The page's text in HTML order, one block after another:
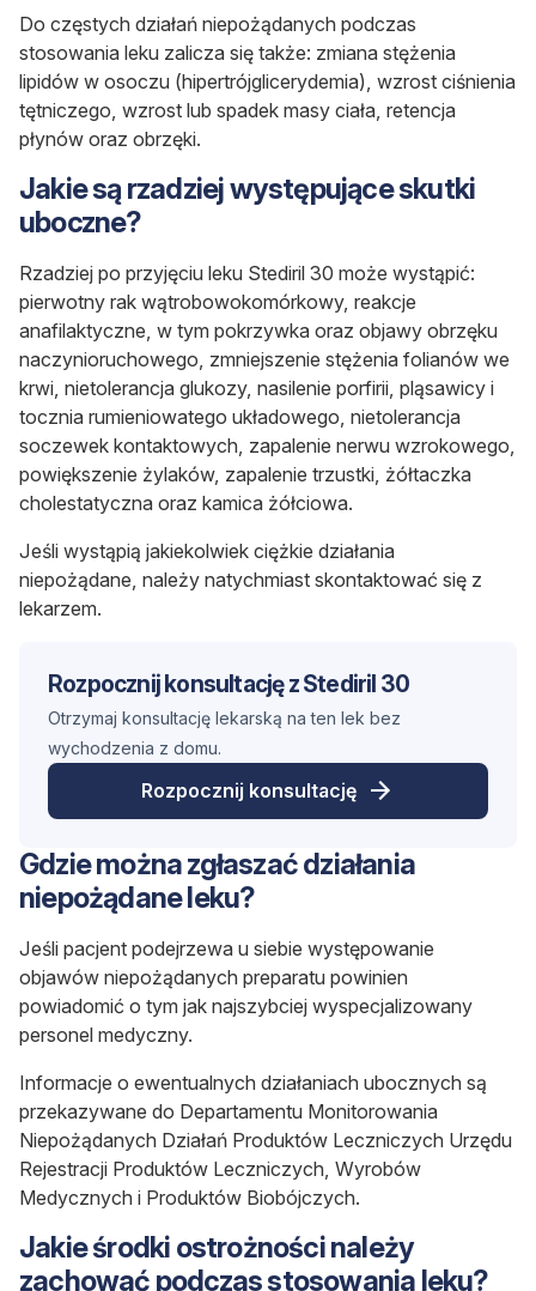
Do częstych działań niepożądanych podczas
stosowania leku zalicza się także: zmiana stężenia
lipidów w osoczu (hipertrójglicerydemia), wzrost ciśnienia
tętniczego, wzrost lub spadek masy ciała, retencja
płynów oraz obrzęki.
Jakie są rzadziej występujące skutki
uboczne?
Rzadziej po przyjęciu leku Stediril 30 może wystąpić:
pierwotny rak wątrobowokomórkowy, reakcje
anafilaktyczne, w tym pokrzywka oraz objawy obrzęku
naczynioruchowego, zmniejszenie stężenia folianów we
krwi, nietolerancja glukozy, nasilenie porfirii, pląsawicy i
tocznia rumieniowatego układowego, nietolerancja
soczewek kontaktowych, zapalenie nerwu wzrokowego,
powiększenie żylaków, zapalenie trzustki, żółtaczka
cholestatyczna oraz kamica żółciowa.
Jeśli wystąpią jakiekolwiek ciężkie działania
niepożądane, należy natychmiast skontaktować się z
lekarzem.
Rozpocznij konsultację z Stediril 30
Otrzymaj konsultację lekarską na ten lek bez
wychodzenia z domu.
Rozpocznij konsultację
Gdzie można zgłaszać działania
niepożądane leku?
Jeśli pacjent podejrzewa u siebie występowanie
objawów niepożądanych preparatu powinien
powiadomić o tym jak najszybciej wyspecjalizowany
personel medyczny.
Informacje o ewentualnych działaniach ubocznych są
przekazywane do Departamentu Monitorowania
Niepożądanych Działań Produktów Leczniczych Urzędu
Rejestracji Produktów Leczniczych, Wyrobów
Medycznych i Produktów Biobójczych.
Jakie środki ostrożności należy
zachować podczas stosowania leku?